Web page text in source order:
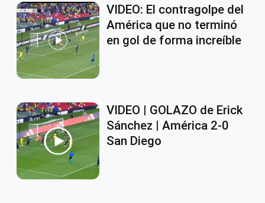
VIDEO: El contragolpe del
América que no terminó
en gol de forma increíble
VIDEO | GOLAZO de Erick
Sánchez | América 2-0
San Diego